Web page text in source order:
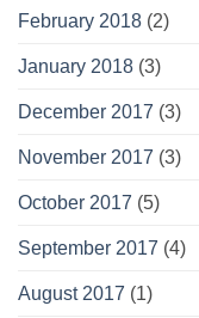
February 2018 (2)
January 2018 (3)
December 2017 (3)
November 2017 (3)
October 2017 (5)
September 2017 (4)
August 2017 (1)